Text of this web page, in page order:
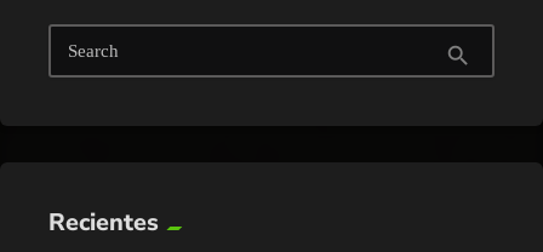
Search search
Recientes